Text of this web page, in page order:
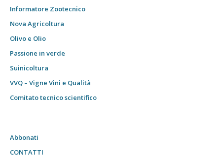
Informatore Zootecnico
Nova Agricoltura
Olivo e Olio
Passione in verde
Suinicoltura
VVQ – Vigne Vini e Qualità
Comitato tecnico scientifico
Abbonati
CONTATTI